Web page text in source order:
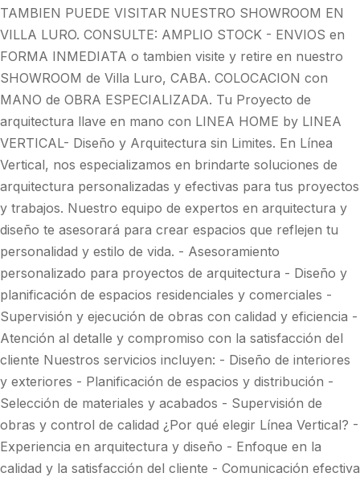
TAMBIEN PUEDE VISITAR NUESTRO SHOWROOM EN
VILLA LURO. CONSULTE: AMPLIO STOCK - ENVIOS en
FORMA INMEDIATA o tambien visite y retire en nuestro
SHOWROOM de Villa Luro, CABA. COLOCACION con
MANO de OBRA ESPECIALIZADA. Tu Proyecto de
arquitectura llave en mano con LINEA HOME by LINEA
VERTICAL- Diseño y Arquitectura sin Limites. En Línea
Vertical, nos especializamos en brindarte soluciones de
arquitectura personalizadas y efectivas para tus proyectos
y trabajos. Nuestro equipo de expertos en arquitectura y
diseño te asesorará para crear espacios que reflejen tu
personalidad y estilo de vida. - Asesoramiento
personalizado para proyectos de arquitectura - Diseño y
planificación de espacios residenciales y comerciales -
Supervisión y ejecución de obras con calidad y eficiencia -
Atención al detalle y compromiso con la satisfacción del
cliente Nuestros servicios incluyen: - Diseño de interiores
y exteriores - Planificación de espacios y distribución -
Selección de materiales y acabados - Supervisión de
obras y control de calidad ¿Por qué elegir Línea Vertical? -
Experiencia en arquitectura y diseño - Enfoque en la
calidad y la satisfacción del cliente - Comunicación efectiva